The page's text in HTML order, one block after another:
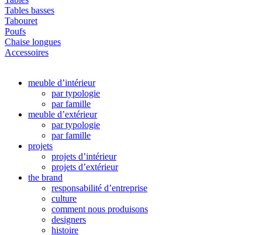
Tables basses
Tabouret
Poufs
Chaise longues
Accessoires
meuble d’intérieur
par typologie
par famille
meuble d’extérieur
par typologie
par famille
projets
projets d’intérieur
projets d’extérieur
the brand
responsabilité d’entreprise
culture
comment nous produisons
designers
histoire